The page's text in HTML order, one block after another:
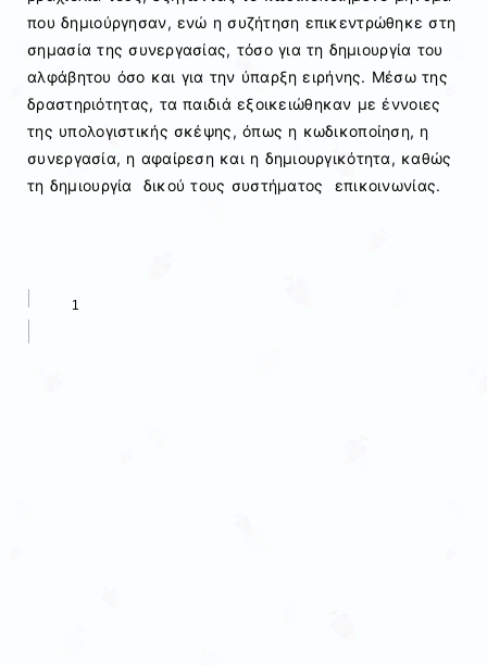
που δημιούργησαν, ενώ η συζήτηση επικεντρώθηκε στη
σημασία της συνεργασίας, τόσο για τη δημιουργία του
αλφάβητου όσο και για την ύπαρξη ειρήνης. Μέσω της
δραστηριότητας, τα παιδιά εξοικειώθηκαν με έννοιες
της υπολογιστικής σκέψης, όπως η κωδικοποίηση, η
συνεργασία, η αφαίρεση και η δημιουργικότητα, καθώς
τη δημιουργία δικού τους συστήματος επικοινωνίας.